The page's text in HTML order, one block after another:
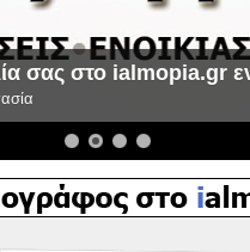
σας στο ialmopia.gr